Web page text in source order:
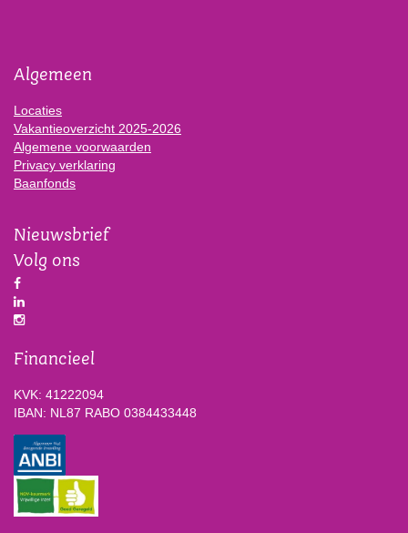
Algemeen
Locaties
Vakantieoverzicht 2025-2026
Algemene voorwaarden
Privacy verklaring
Baanfonds
Nieuwsbrief
Volg ons
Financieel
KVK: 41222094
IBAN: NL87 RABO 0384433448